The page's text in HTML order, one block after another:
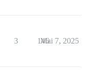
3 146
Mai 7, 2025